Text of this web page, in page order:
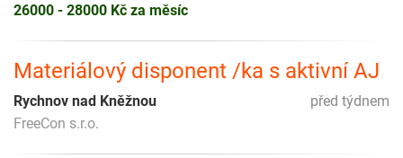
26000 - 28000 Kč za měsíc
Materiálový disponent /ka s aktivní AJ
před týdnem
Rychnov nad Kněžnou
FreeCon s.r.o.